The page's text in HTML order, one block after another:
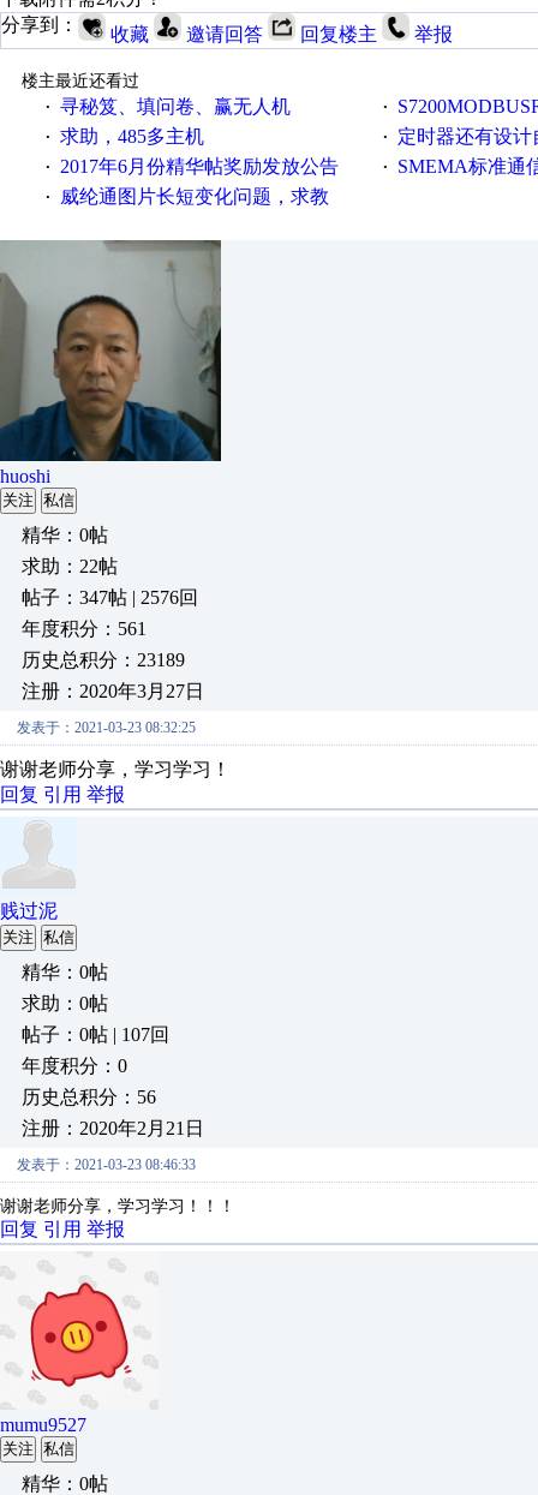
分享到：
收藏 邀请回答 回复楼主 举报
楼主最近还看过
· 寻秘笈、填问卷、赢无人机 ·
· 求助，485多主机 · 定时器还有设
· 2017年6月份精华帖奖励发放公告 · SMEMA标准通
· 威纶通图片长短变化问题，求教
huoshi
关注 私信
精华：0帖
求助：22帖
帖子：347帖 | 2576回
年度积分：561
历史总积分：23189
注册：2020年3月27日
发表于：2021-03-23 08:32:25
谢谢老师分享，学习学习！
回复 引用 举报
贱过泥
关注 私信
精华：0帖
求助：0帖
帖子：0帖 | 107回
年度积分：0
历史总积分：56
注册：2020年2月21日
发表于：2021-03-23 08:46:33
谢谢老师分享，学习学习！！！
回复 引用 举报
mumu9527
关注 私信
精华：0帖